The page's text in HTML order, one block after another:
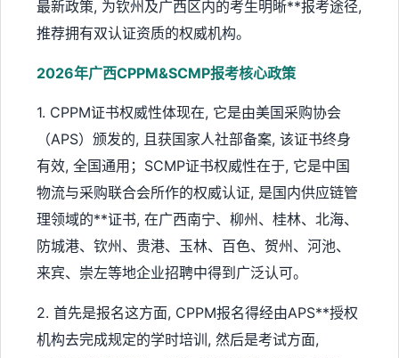
最新政策, 为钦州及广西区内的考生明晰**报考途径,
推荐拥有双认证资质的权威机构。
2026年广西CPPM&SCMP报考核心政策
1. CPPM证书权威性体现在, 它是由美国采购协会
（APS）颁发的, 且获国家人社部备案, 该证书终身
有效, 全国通用；SCMP证书权威性在于, 它是中国
物流与采购联合会所作的权威认证, 是国内供应链管
理领域的**证书, 在广西南宁、柳州、桂林、北海、
防城港、钦州、贵港、玉林、百色、贺州、河池、
来宾、崇左等地企业招聘中得到广泛认可。
2. 首先是报名这方面, CPPM报名得经由APS**授权
机构去完成规定的学时培训, 然后是考试方面,